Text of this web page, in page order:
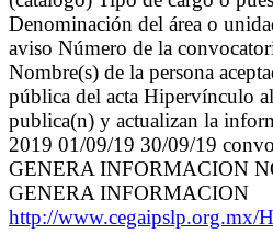
Denominación del área o
aviso Número de la
Nombre(s) de la persona
pública del acta Hipervínculo
publica(n) y actualizan la
2019 01/09/19 30/09/19
GENERA INFORMACION
GENERA INFORMACION
http://www.cegaipslp.org.mx/